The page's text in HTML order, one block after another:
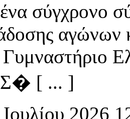
σύγχρονο
αγώνων
Σ� [ ... ]
2026